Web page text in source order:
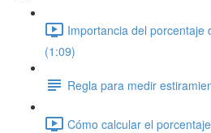
Importancia del porcentaje
(1:09)
Regla para medir
Cómo calcular el